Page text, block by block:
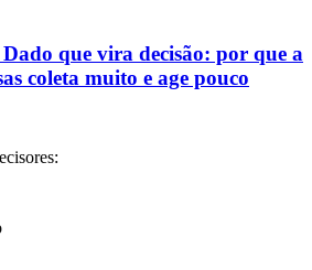
que vira decisão: por que a
coleta muito e age pouco